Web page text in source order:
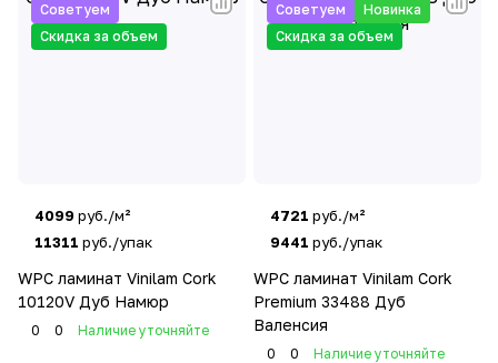
Советуем
Скидка за объем
4099 руб./м²
11311 руб./упак
WPC ламинат Vinilam Cork
10120V Дуб Намюр
0 0 Наличие уточняйте
Советуем
Новинка
Скидка за объем
4721 руб./м²
9441 руб./упак
WPC ламинат Vinilam Cork
Premium 33488 Дуб
Валенсия
0 0 Наличие уточняйте